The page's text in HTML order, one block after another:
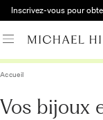
Inscrivez-vous pour
Accueil
Vos bijoux